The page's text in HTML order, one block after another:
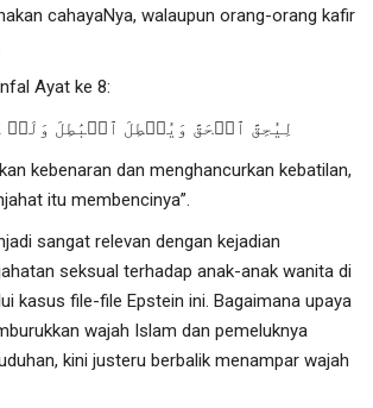
cahayaNya, walaupun orang-orang kafir
Ayat ke 8:
لِيُحِقَّ ٱلۡحَقَّ وَيُبۡطِلَ ٱلۡبَٰطِلَ وَلَوۡ
kebenaran dan menghancurkan kebatilan,
itu membencinya”.
sangat relevan dengan kejadian
seksual terhadap anak-anak wanita di
kasus file-file Epstein ini. Bagaimana upaya
wajah Islam dan pemeluknya
kini justeru berbalik menampar wajah